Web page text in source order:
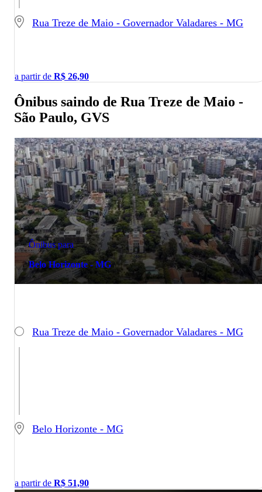
Rua Treze de Maio - Governador Valadares - MG
a partir de R$ 26,90
Ônibus saindo de Rua Treze de Maio -
São Paulo, GVS
Ônibus para
Belo Horizonte - MG
Rua Treze de Maio - Governador Valadares - MG
Belo Horizonte - MG
a partir de R$ 51,90